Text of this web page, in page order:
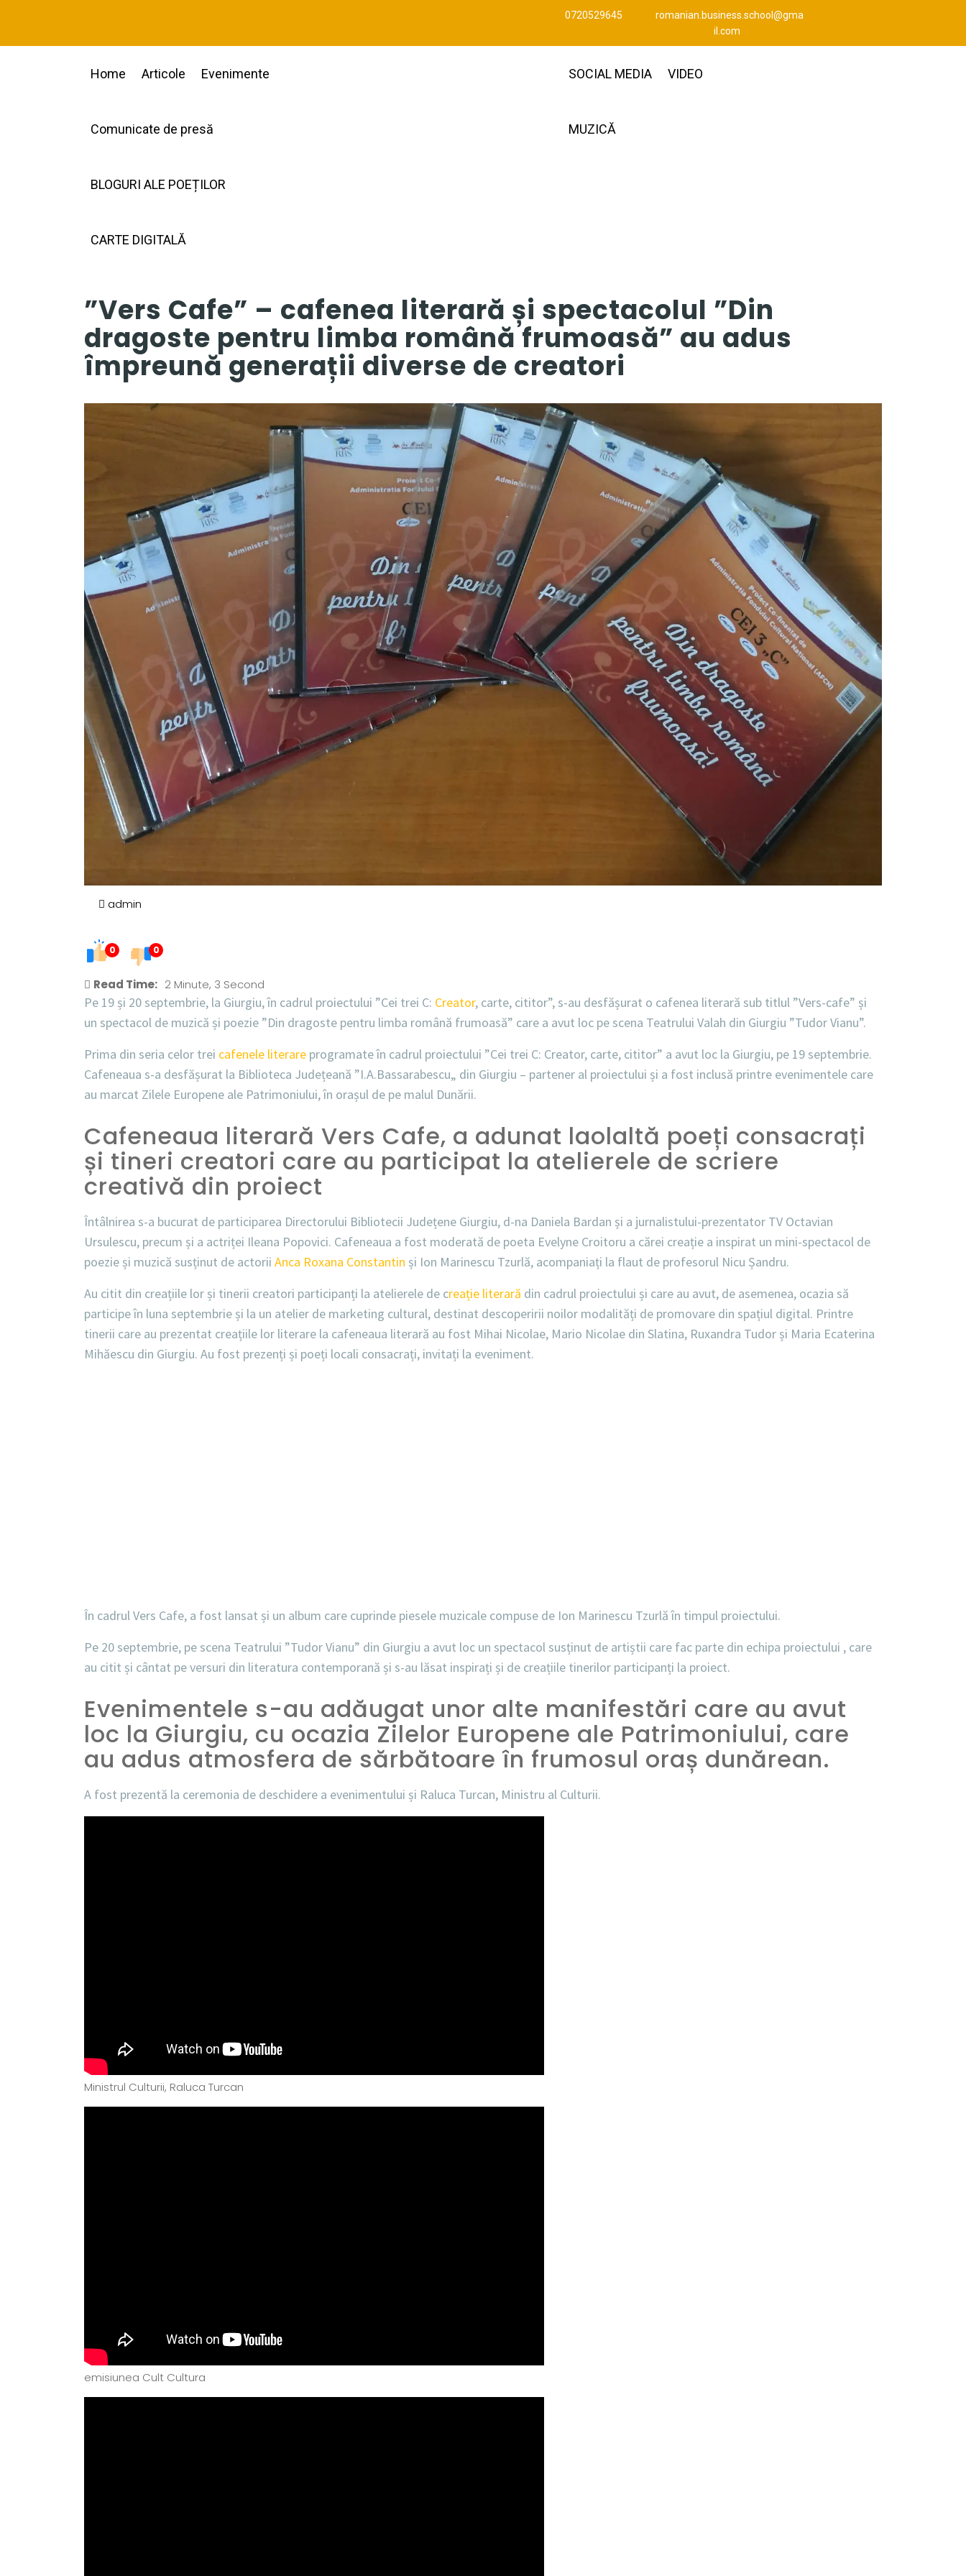
0720529645
romanian.business.school@gma
il.com
Home Articole Evenimente
Comunicate de presă
BLOGURI ALE POEȚILOR
CARTE DIGITALĂ
SOCIAL MEDIA VIDEO
MUZICĂ
”Vers Cafe” – cafenea literară și spectacolul ”Din
dragoste pentru limba română frumoasă” au adus
împreună generații diverse de creatori
admin
0 0
Read Time: 2 Minute, 3 Second
Pe 19 și 20 septembrie, la Giurgiu, în cadrul proiectului ”Cei trei C: Creator, carte, cititor”, s-au desfășurat o cafenea literară sub titlul ”Vers-cafe” și
un spectacol de muzică și poezie ”Din dragoste pentru limba română frumoasă” care a avut loc pe scena Teatrului Valah din Giurgiu ”Tudor Vianu”.
Prima din seria celor trei cafenele literare programate în cadrul proiectului ”Cei trei C: Creator, carte, cititor” a avut loc la Giurgiu, pe 19 septembrie.
Cafeneaua s-a desfășurat la Biblioteca Județeană ”I.A.Bassarabescu„ din Giurgiu – partener al proiectului și a fost inclusă printre evenimentele care
au marcat Zilele Europene ale Patrimoniului, în orașul de pe malul Dunării.
Cafeneaua literară Vers Cafe, a adunat laolaltă poeți consacrați
și tineri creatori care au participat la atelierele de scriere
creativă din proiect
Întâlnirea s-a bucurat de participarea Directorului Bibliotecii Județene Giurgiu, d-na Daniela Bardan și a jurnalistului-prezentator TV Octavian
Ursulescu, precum și a actriței Ileana Popovici. Cafeneaua a fost moderată de poeta Evelyne Croitoru a cărei creație a inspirat un mini-spectacol de
poezie și muzică susținut de actorii Anca Roxana Constantin și Ion Marinescu Tzurlă, acompaniați la flaut de profesorul Nicu Șandru.
Au citit din creațiile lor și tinerii creatori participanți la atelierele de creație literară din cadrul proiectului și care au avut, de asemenea, ocazia să
participe în luna septembrie și la un atelier de marketing cultural, destinat descoperirii noilor modalități de promovare din spațiul digital. Printre
tinerii care au prezentat creațiile lor literare la cafeneaua literară au fost Mihai Nicolae, Mario Nicolae din Slatina, Ruxandra Tudor și Maria Ecaterina
Mihăescu din Giurgiu. Au fost prezenți și poeți locali consacrați, invitați la eveniment.
În cadrul Vers Cafe, a fost lansat și un album care cuprinde piesele muzicale compuse de Ion Marinescu Tzurlă în timpul proiectului.
Pe 20 septembrie, pe scena Teatrului ”Tudor Vianu” din Giurgiu a avut loc un spectacol susținut de artiștii care fac parte din echipa proiectului , care
au citit și cântat pe versuri din literatura contemporană și s-au lăsat inspirați și de creațiile tinerilor participanți la proiect.
Evenimentele s-au adăugat unor alte manifestări care au avut
loc la Giurgiu, cu ocazia Zilelor Europene ale Patrimoniului, care
au adus atmosfera de sărbătoare în frumosul oraș dunărean.
A fost prezentă la ceremonia de deschidere a evenimentului și Raluca Turcan, Ministru al Culturii.
Ministrul Culturii, Raluca Turcan
emisiunea Cult Cultura